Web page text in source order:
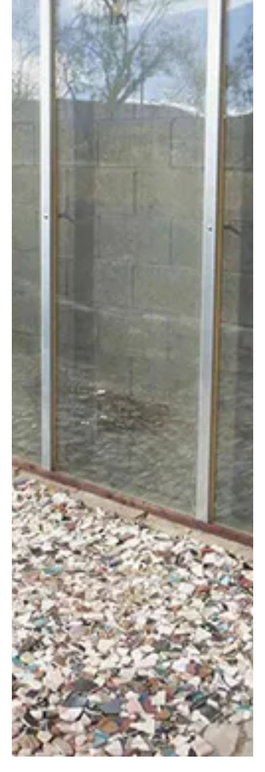
márc. 10. 3 perc olvasás
Támogatott tartalom
A tetőtér, ahol minden fok, hang és teljesítmény
számít
A legtöbb felújítás ott kezdődik, ahol a legtöbb hő elillan: a tetőnél.
Itt dől el, mennyire lesz gazdaságos a fűtés, mennyire marad
hűvös nyáron a hálószoba, és milyen gyorsan reagál a ház a
hőmérséklet-változásokra. Tetőtér. Mindig „külön világ” egy házon
belül. Nyáron ez melegszik fel a leggyorsabban, télen pedig ez hűl
ki a leghamarabb. Élhetősége döntő abban, mennyire lesz
otthonunk energiatakarékos, kényelmes és hosszú távon
egészséges. Nem véletlen, hogy egyre több ház